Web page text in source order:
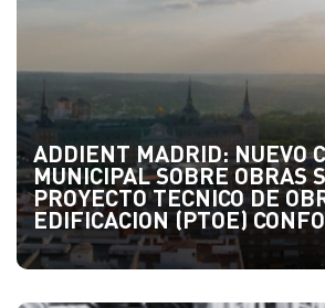
ADDIENT MADRID: NUEVO
MUNICIPAL SOBRE OBRAS
PROYECTO TECNICO DE
EDIFICACION (PTOE)